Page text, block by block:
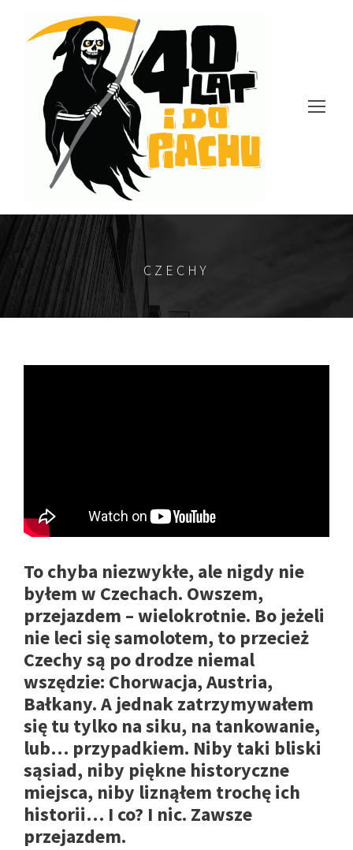
CZECHY
To chyba niezwykłe, ale nigdy nie
byłem w Czechach. Owszem,
przejazdem – wielokrotnie. Bo jeżeli
nie leci się samolotem, to przecież
Czechy są po drodze niemal
wszędzie: Chorwacja, Austria,
Bałkany. A jednak zatrzymywałem
się tu tylko na siku, na tankowanie,
lub… przypadkiem. Niby taki bliski
sąsiad, niby piękne historyczne
miejsca, niby liznąłem trochę ich
historii… I co? I nic. Zawsze
przejazdem.